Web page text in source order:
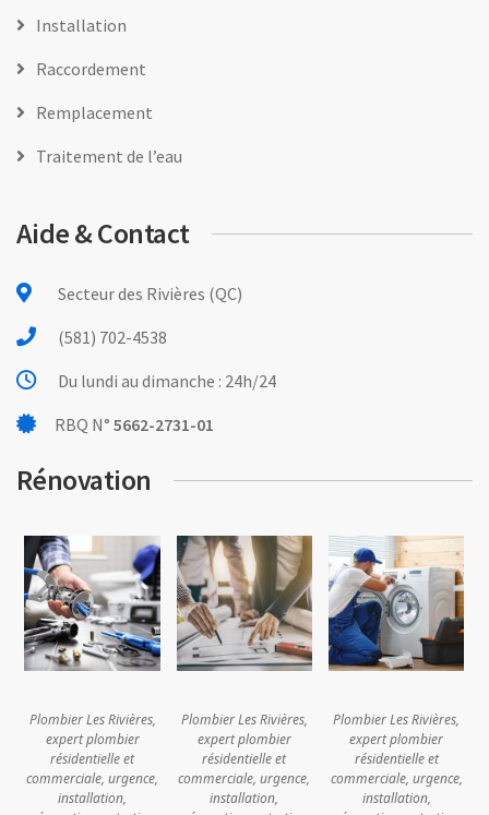
Installation
Raccordement
Remplacement
Traitement de l’eau
Aide & Contact
Secteur des Rivières (QC)
(581) 702-4538
Du lundi au dimanche : 24h/24
RBQ N° 5662-2731-01
Rénovation
Plombier Les Rivières,
expert plombier
résidentielle et
commerciale, urgence,
installation,
Plombier Les Rivières,
expert plombier
résidentielle et
commerciale, urgence,
installation,
Plombier Les Rivières,
expert plombier
résidentielle et
commerciale, urgence,
installation,